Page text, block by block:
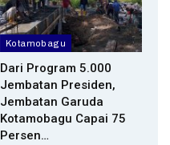
Kotamobagu
Dari Program 5.000
Jembatan Presiden,
Jembatan Garuda
Kotamobagu Capai 75
Persen…